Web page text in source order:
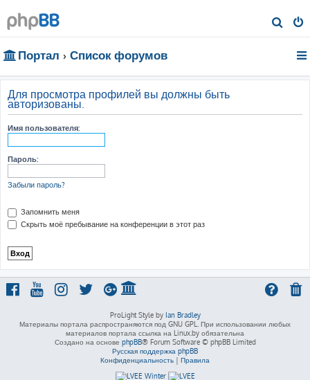
о
Портал Список форумов
Для просмотра профилей вы должны быть
авторизованы.
Имя пользователя:
Пароль:
Забыли пароль?
Запомнить меня
Скрыть моё пребывание на конференции в этот раз
ProLight Style by Ian Bradley
Материалы портала распространяются под GNU GPL. При использовании любых
материалов портала ссылка на Linux.by обязательна
Создано на основе phpBB® Forum Software © phpBB Limited
Русская поддержка phpBB
Конфиденциальность | Правила